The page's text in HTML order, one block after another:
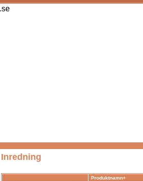
Inredning
Produktnamn+